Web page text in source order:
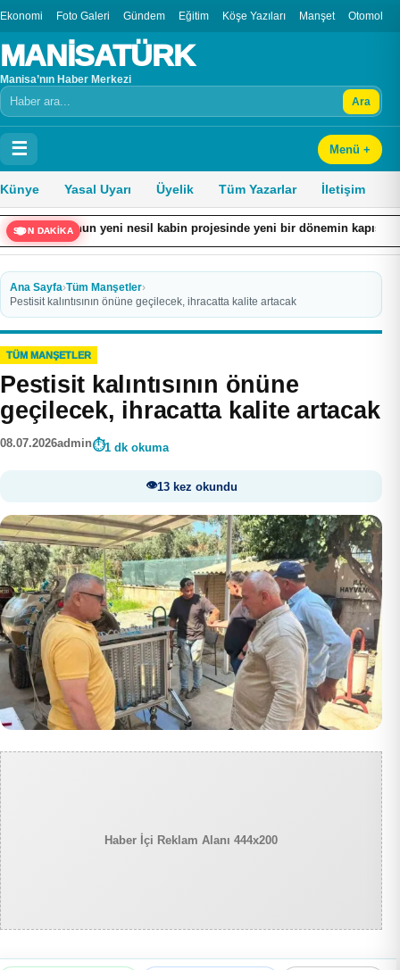
Ekonomi Foto Galeri Gündem Eğitim Köşe Yazıları Manşet Otomobil
MANİSATÜRK
Manisa’nın Haber Merkezi
Arama Ara
☰ Menü +
Künye Yasal Uyarı Üyelik Tüm Yazarlar İletişim
SON DAKİKA
yeni nesil kabin projesinde yeni bir dönemin kapısı aralanıyor
Ana Sayfa›Tüm Manşetler›
Pestisit kalıntısının önüne geçilecek, ihracatta kalite artacak
TÜM MANŞETLER
Pestisit kalıntısının önüne
geçilecek, ihracatta kalite artacak
08.07.2026admin 1 dk okuma
13 kez okundu
Haber İçi Reklam Alanı 444x200